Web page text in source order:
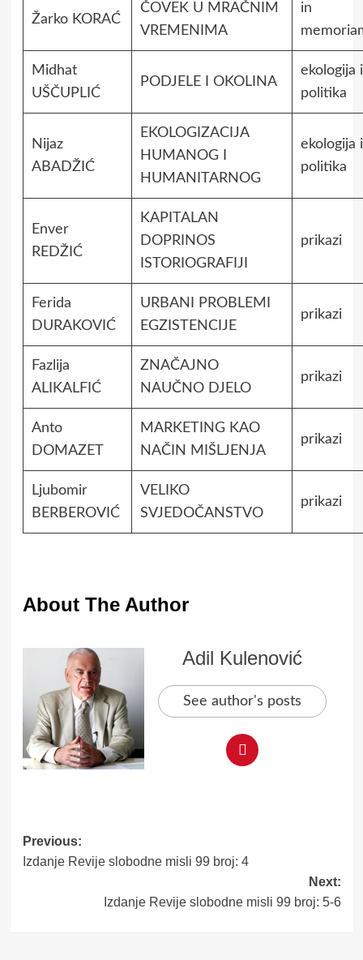
Žarko KORAĆ
ČOVEK U MRAČNIM
VREMENIMA
in
Midhat
UŠČUPLIĆ
PODJELE I OKOLINA
ekologija i
politika
Nijaz
ABADŽIĆ
EKOLOGIZACIJA
HUMANOG I
HUMANITARNOG
ekologija i
politika
Enver
REDŽIĆ
KAPITALAN
DOPRINOS
ISTORIOGRAFIJI
prikazi
Ferida
DURAKOVIĆ
URBANI PROBLEMI
EGZISTENCIJE
prikazi
Fazlija
ALIKALFIĆ
ZNAČAJNO
NAUČNO DJELO
prikazi
Anto
DOMAZET
MARKETING KAO
NAČIN MIŠLJENJA
prikazi
Ljubomir
BERBEROVIĆ
VELIKO
SVJEDOČANSTVO
prikazi
About The Author
Adil Kulenović
See author's posts
Post
navigation
Previous:
Izdanje Revije slobodne misli 99 broj: 4
Next:
Izdanje Revije slobodne misli 99 broj: 5-6